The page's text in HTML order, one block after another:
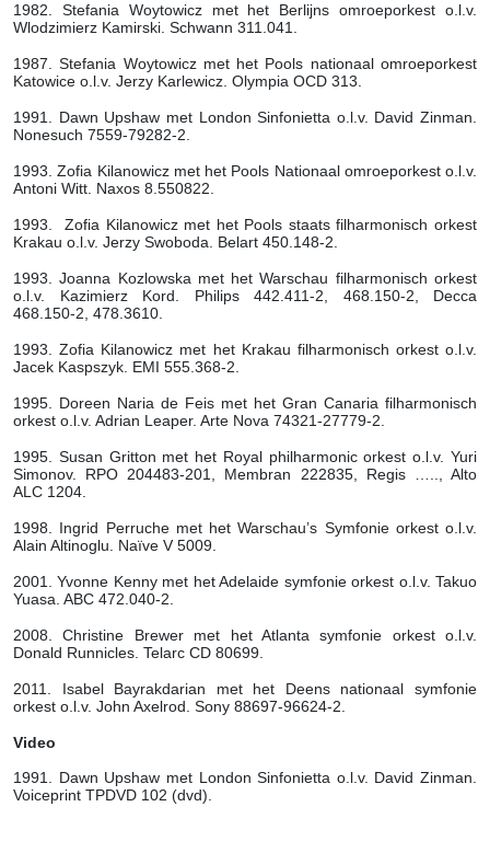
1982. Stefania Woytowicz met het Berlijns omroeporkest o.l.v.
Wlodzimierz Kamirski. Schwann 311.041.
1987. Stefania Woytowicz met het Pools nationaal omroeporkest
Katowice o.l.v. Jerzy Karlewicz. Olympia OCD 313.
1991. Dawn Upshaw met London Sinfonietta o.l.v. David Zinman.
Nonesuch 7559-79282-2.
1993. Zofia Kilanowicz met het Pools Nationaal omroeporkest o.l.v.
Antoni Witt. Naxos 8.550822.
1993. Zofia Kilanowicz met het Pools staats filharmonisch orkest
Krakau o.l.v. Jerzy Swoboda. Belart 450.148-2.
1993. Joanna Kozlowska met het Warschau filharmonisch orkest
o.l.v. Kazimierz Kord. Philips 442.411-2, 468.150-2, Decca
468.150-2, 478.3610.
1993. Zofia Kilanowicz met het Krakau filharmonisch orkest o.l.v.
Jacek Kaspszyk. EMI 555.368-2.
1995. Doreen Naria de Feis met het Gran Canaria filharmonisch
orkest o.l.v. Adrian Leaper. Arte Nova 74321-27779-2.
1995. Susan Gritton met het Royal philharmonic orkest o.l.v. Yuri
Simonov. RPO 204483-201, Membran 222835, Regis ….., Alto
ALC 1204.
1998. Ingrid Perruche met het Warschau’s Symfonie orkest o.l.v.
Alain Altinoglu. Naïve V 5009.
2001. Yvonne Kenny met het Adelaide symfonie orkest o.l.v. Takuo
Yuasa. ABC 472.040-2.
2008. Christine Brewer met het Atlanta symfonie orkest o.l.v.
Donald Runnicles. Telarc CD 80699.
2011. Isabel Bayrakdarian met het Deens nationaal symfonie
orkest o.l.v. John Axelrod. Sony 88697-96624-2.
Video
1991. Dawn Upshaw met London Sinfonietta o.l.v. David Zinman.
Voiceprint TPDVD 102 (dvd).